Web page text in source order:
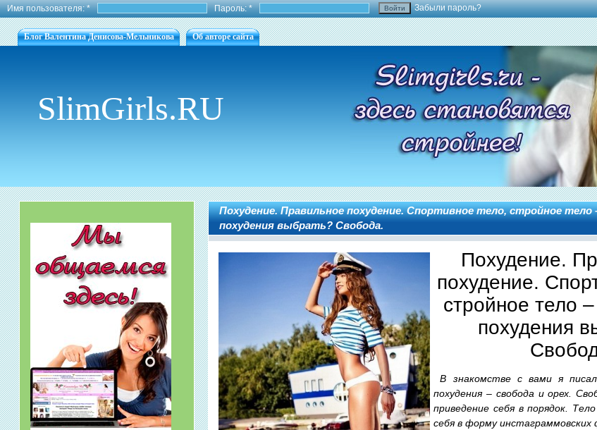
Имя пользователя:* Пароль:* Забыли пароль?
Блог Валентина Денисова-Мельникова Об авторе сайта
SlimGirls.RU
Похудение. Правильное похудение. Спортивное тело, стройное тело
похудения выбрать? Свобода.
Похудение.
похудение.
стройное тело
похудения
В знакомстве с вами я
похудения – свобода и орех.
приведение себя в порядок.
себя в форму инстаграммовских